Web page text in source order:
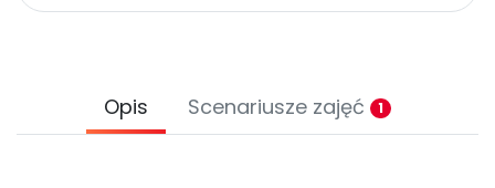
Opis Scenariusze zajęć 1